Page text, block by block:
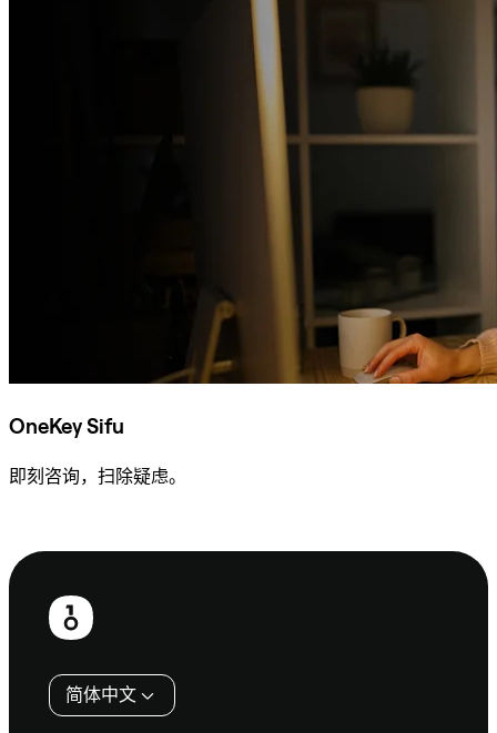
OneKey Sifu
即刻咨询，扫除疑虑。
页
简体中文